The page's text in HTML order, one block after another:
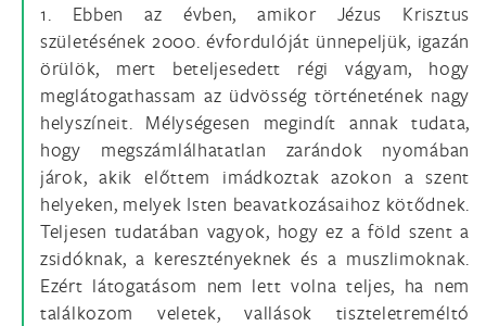
1. Ebben az évben, amikor Jézus Krisztus
születésének 2000. évfordulóját ünnepeljük, igazán
örülök, mert beteljesedett régi vágyam, hogy
meglátogathassam az üdvösség történetének nagy
helyszíneit. Mélységesen megindít annak tudata,
hogy megszámlálhatatlan zarándok nyomában
járok, akik előttem imádkoztak azokon a szent
helyeken, melyek Isten beavatkozásaihoz kötődnek.
Teljesen tudatában vagyok, hogy ez a föld szent a
zsidóknak, a keresztényeknek és a muszlimoknak.
Ezért látogatásom nem lett volna teljes, ha nem
találkozom veletek, vallások tiszteletreméltó